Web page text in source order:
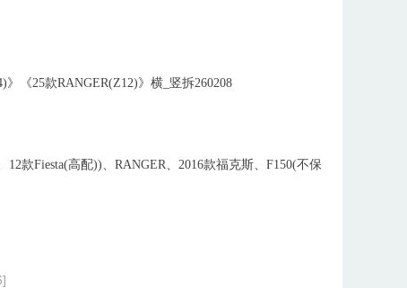
《25款RANGER(Z12)》横_竖拆260208
款Fiesta(高配))、RANGER、2016款福克斯、F150(不保